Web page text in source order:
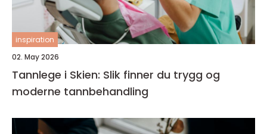
inspiration
02. May 2026
Tannlege i Skien: Slik finner du trygg og
moderne tannbehandling